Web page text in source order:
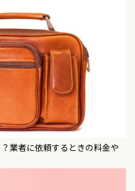
業者に依頼するときの料金や